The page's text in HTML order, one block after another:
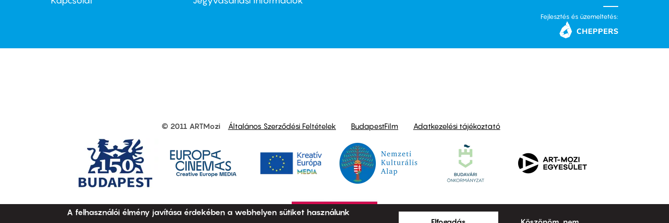
Fejlesztés és üzemeltetés:
other
© 2011 ARTMozi Általános Szerződési Feltételek BudapestFilm Adatkezelési tájékoztató
A felhasználói élmény javítása érdekében a webhelyen sütiket használunk